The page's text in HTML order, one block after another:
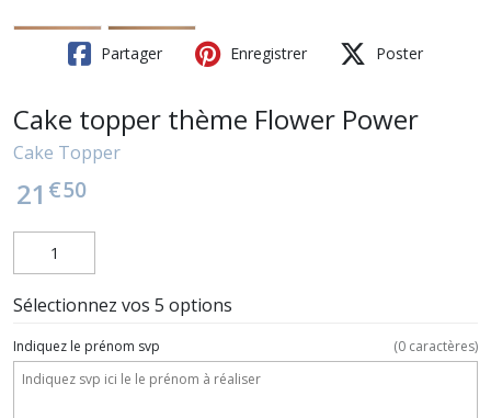
Partager Enregistrer Poster
Cake topper thème Flower Power
Cake Topper
21 €50
Sélectionnez vos 5 options
Indiquez le prénom svp (0 caractères)